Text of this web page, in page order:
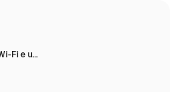
Fi e u…